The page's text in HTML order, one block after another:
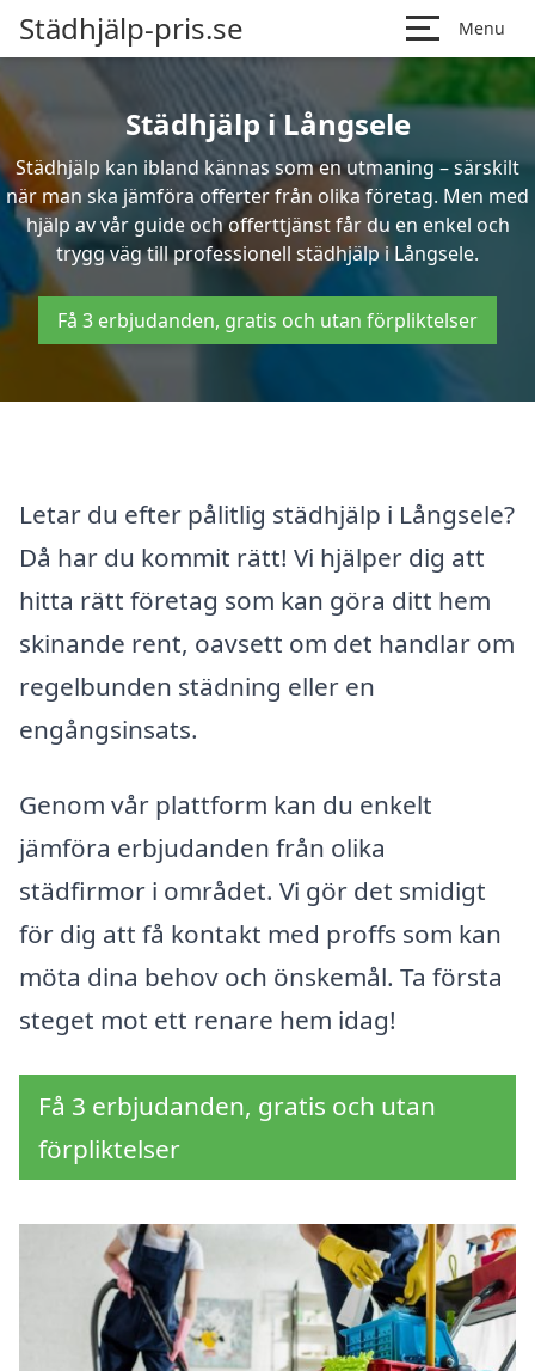
Städhjälp-pris.se Menu
Städhjälp i Långsele
Städhjälp kan ibland kännas som en utmaning – särskilt
när man ska jämföra offerter från olika företag. Men med
hjälp av vår guide och offerttjänst får du en enkel och
trygg väg till professionell städhjälp i Långsele.
Få 3 erbjudanden, gratis och utan förpliktelser
Letar du efter pålitlig städhjälp i Långsele?
Då har du kommit rätt! Vi hjälper dig att
hitta rätt företag som kan göra ditt hem
skinande rent, oavsett om det handlar om
regelbunden städning eller en
engångsinsats.
Genom vår plattform kan du enkelt
jämföra erbjudanden från olika
städfirmor i området. Vi gör det smidigt
för dig att få kontakt med proffs som kan
möta dina behov och önskemål. Ta första
steget mot ett renare hem idag!
Få 3 erbjudanden, gratis och utan
förpliktelser